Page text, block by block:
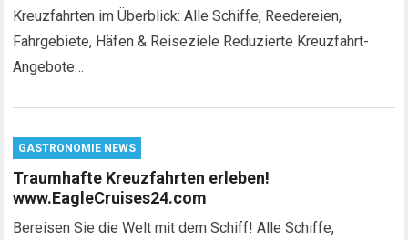
Kreuzfahrten im Überblick: Alle Schiffe, Reedereien,
Fahrgebiete, Häfen & Reiseziele Reduzierte Kreuzfahrt-
Angebote…
GASTRONOMIE NEWS
Traumhafte Kreuzfahrten erleben!
www.EagleCruises24.com
Bereisen Sie die Welt mit dem Schiff! Alle Schiffe,